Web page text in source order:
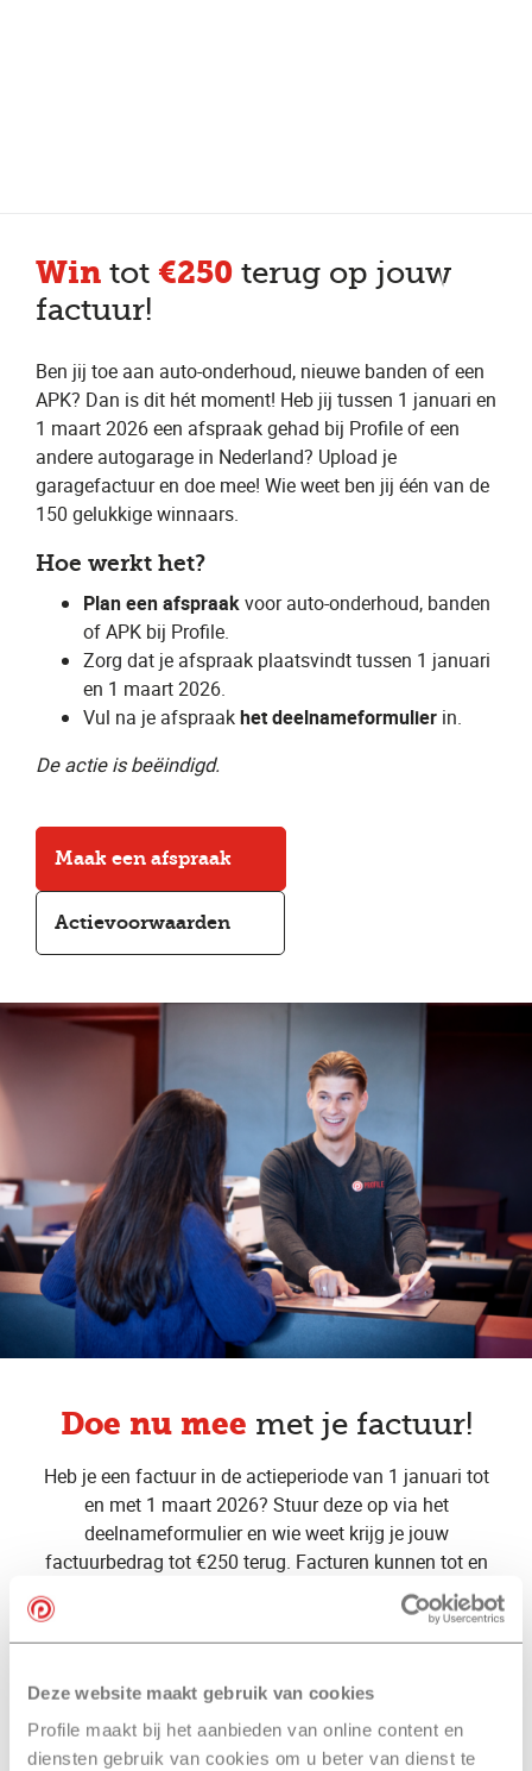
Deze website maakt gebruik van cookies
Profile maakt bij het aanbieden van online content en
diensten gebruik van cookies om u beter van dienst te
Win tot €250 terug op jouw
factuur!
Ben jij toe aan auto-onderhoud, nieuwe banden of een
APK? Dan is dit hét moment! Heb jij tussen 1 januari en
1 maart 2026 een afspraak gehad bij Profile of een
andere autogarage in Nederland? Upload je
garagefactuur en doe mee! Wie weet ben jij één van de
150 gelukkige winnaars.
Hoe werkt het?
Plan een afspraakvoor auto-onderhoud, banden
of APK bij Profile.
Zorg dat je afspraak plaatsvindt tussen 1 januari
en 1 maart 2026.
Vul na je afspraakhet deelnameformulier in.
De actie is beëindigd.
Maak een afspraak
Actievoorwaarden
Doe nu mee met je factuur!
Heb je een factuur in de actieperiode van 1 januari tot
en met 1 maart 2026? Stuur deze op via het
deelnameformulier en wie weet krijg je jouw
factuurbedrag tot €250 terug. Facturen kunnen tot en
met zondag 15 maart 2026 ingediend worden.
Win je factuurbedrag terug
actie